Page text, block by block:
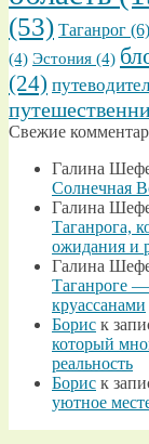
(53) Таганрог (6)
(4) Эстония (4)
(24)
Свежие
Галина
Солнечная
Галина
Таганрога,
ожидания и
Галина
Таганроге
круассанами
Борис к
который
реальность
Борис к
уютное